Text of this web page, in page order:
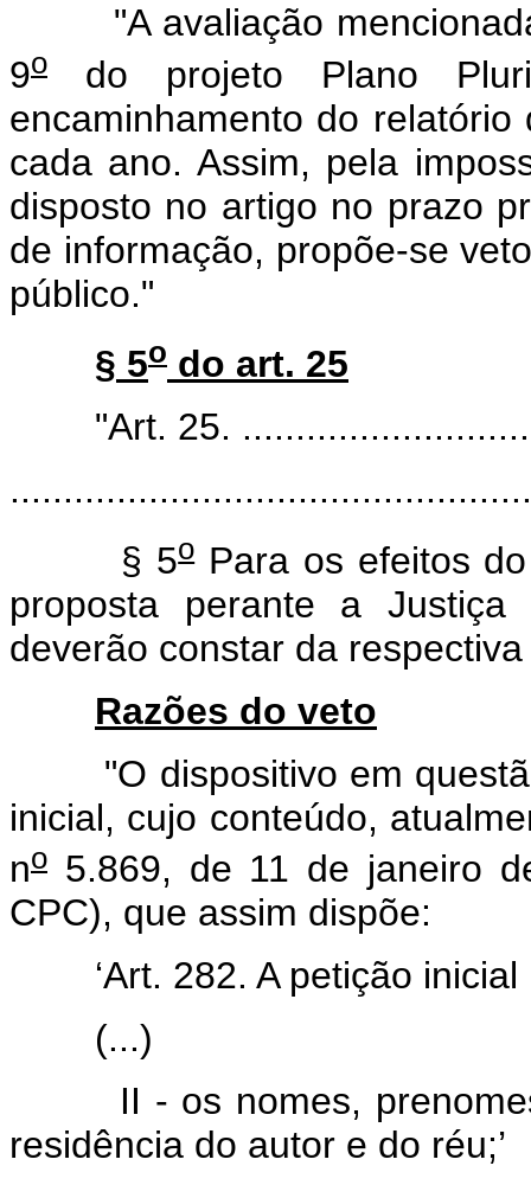
"A avaliação mencionada
9o do projeto Plano
encaminhamento do
cada ano. Assim, pela
disposto no artigo no prazo
de informação, propõe-se
público."
§ 5o do art. 25
"Art. 25.
§ 5oPara os efeitos
proposta perante a
deverão constar da
Razões do veto
"O dispositivo em questão
inicial, cujo conteúdo,
no 5.869, de 11 de janeiro
CPC), que assim dispõe:
‘Art. 282. A petição inicial
(...)
II - os nomes, prenomes,
residência do autor e do réu;’